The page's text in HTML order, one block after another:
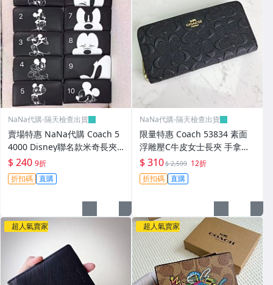
NaNa代購-隔天檢查出貨
賣場特惠 NaNa代購 Coach 5
4000 Disney聯名款米奇長夾
女士皮夾 米奇印花女士錢包 零
錢包 手拿包 俏皮趣味 禮品盒
包裝 附購證
$ 240 9折
折扣碼 直購
NaNa代購-隔天檢查出貨
限量特惠 Coach 53834 素面
浮雕壓C牛皮女士長夾 手拿包
皮夾 內置12卡位 附代購憑證
$ 310$ 2,599 12折
折扣碼 直購
超人氣賣家 超人氣賣家